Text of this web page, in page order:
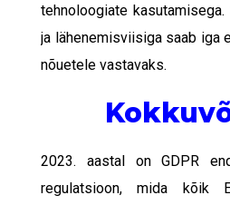
tehnoloogiate
ja lähenemisviisiga saab iga
nõuetele vastavaks.
2023. aastal on GDPR
regulatsioon, mida kõik